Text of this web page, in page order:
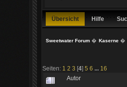
Übersicht Hilfe
Sweetwater Forum� Kaserne�
Seiten: 1 2 3 [4]5 6 ... 16
Autor